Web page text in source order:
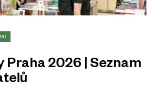
Praha 2026 | Seznam